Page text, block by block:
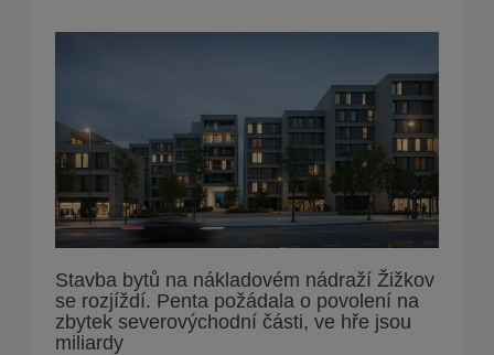
Stavba bytů na nákladovém nádraží Žižkov
se rozjíždí. Penta požádala o povolení na
zbytek severovýchodní části, ve hře jsou
miliardy